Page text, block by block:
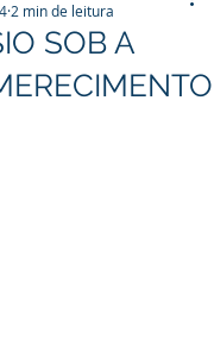
SOB A
2 min de leitura